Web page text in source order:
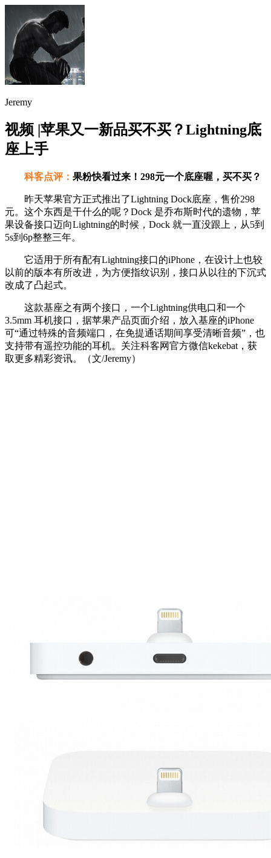
Jeremy
视频 |苹果又一新品买不买？Lightning底
座上手
科客点评： 果粉快看过来！298元一个底座喔，买不买？
昨天苹果官方正式推出了Lightning Dock底座，售价298
元。这个东西是干什么的呢？Dock 是乔布斯时代的遗物，苹
果设备接口迈向Lightning的时候，Dock 就一直没跟上，从5到
5s到6p整整三年。
它适用于所有配有Lightning接口的iPhone，在设计上也较
以前的版本有所改进，为方便指纹识别，接口从以往的下沉式
改成了凸起式。
这款基座之有两个接口，一个Lightning供电口和一个
3.5mm 耳机接口，据苹果产品页面介绍，放入基座的iPhone
可“通过特殊的音频端口，在免提通话期间享受清晰音频”，也
支持带有遥控功能的耳机。关注科客网官方微信kekebat，获
取更多精彩资讯。（文/Jeremy）